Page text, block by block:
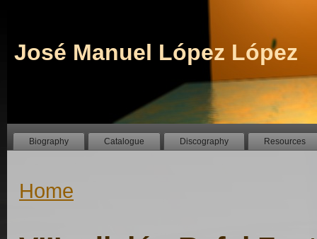
José Manuel López López
Biography Catalogue Discography Resources
Home